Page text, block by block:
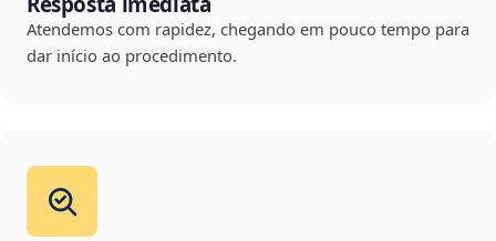
Atendemos com rapidez, chegando em pouco tempo para
dar início ao procedimento.